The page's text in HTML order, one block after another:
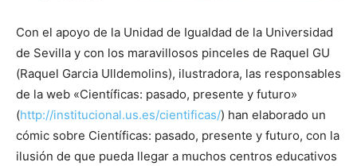
Con el apoyo de la Unidad de Igualdad de la Universidad
de Sevilla y con los maravillosos pinceles de Raquel GU
(Raquel Garcia Ulldemolins), ilustradora, las responsables
de la web «Científicas: pasado, presente y futuro»
(http://institucional.us.es/cientificas/) han elaborado un
cómic sobre Científicas: pasado, presente y futuro, con la
ilusión de que pueda llegar a muchos centros educativos